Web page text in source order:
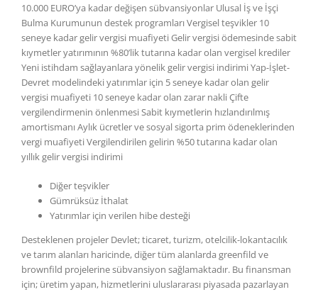
10.000 EURO’ya kadar değişen sübvansiyonlar Ulusal İş ve İşçi
Bulma Kurumunun destek programları Vergisel teşvikler 10
seneye kadar gelir vergisi muafiyeti Gelir vergisi ödemesinde sabit
kıymetler yatırımının %80’lik tutarına kadar olan vergisel krediler
Yeni istihdam sağlayanlara yönelik gelir vergisi indirimi Yap-İşlet-
Devret modelindeki yatırımlar için 5 seneye kadar olan gelir
vergisi muafiyeti 10 seneye kadar olan zarar nakli Çifte
vergilendirmenin önlenmesi Sabit kıymetlerin hızlandırılmış
amortismanı Aylık ücretler ve sosyal sigorta prim ödeneklerinden
vergi muafiyeti Vergilendirilen gelirin %50 tutarına kadar olan
yıllık gelir vergisi indirimi
Diğer teşvikler
Gümrüksüz İthalat
Yatırımlar için verilen hibe desteği
Desteklenen projeler Devlet; ticaret, turizm, otelcilik-lokantacılık
ve tarım alanları haricinde, diğer tüm alanlarda greenfild ve
brownfild projelerine sübvansiyon sağlamaktadır. Bu finansman
için; üretim yapan, hizmetlerini uluslararası piyasada pazarlayan